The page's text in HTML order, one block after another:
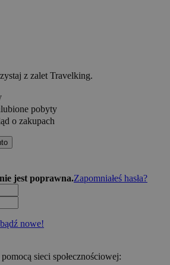
z zalet Travelking.
pobyty
o zakupach
jest poprawna.Zapomniałeś hasła?
nowe!
sieci społecznościowej: